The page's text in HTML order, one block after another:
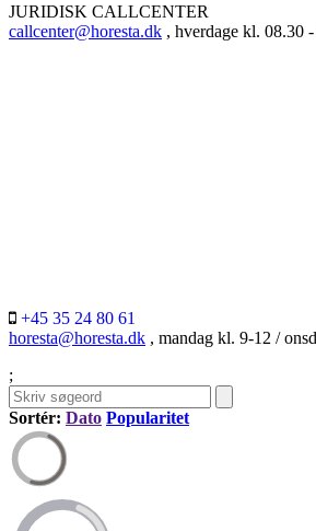
JURIDISK CALLCENTER
callcenter@horesta.dk , hverdage kl. 08.30
+45 35 24 80 61
horesta@horesta.dk , mandag kl. 9-12 /
;
Sortér: Dato Popularitet